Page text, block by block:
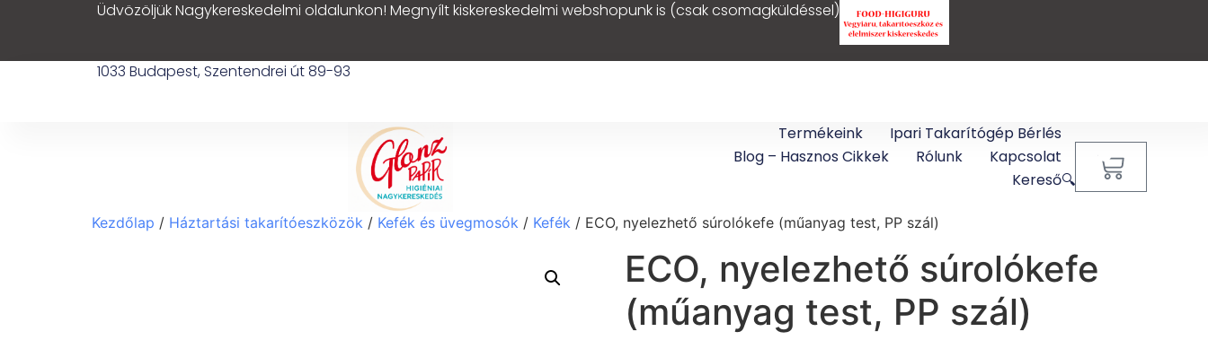
Üdvözöljük Nagykereskedelmi oldalunkon! Megnyílt kiskereskedelmi webshopunk is (csak csomagküldéssel)
1033 Budapest, Szentendrei út 89-93
Termékeink
Ipari Takarítógép Bérlés
Blog – Hasznos Cikkek
Rólunk
Kapcsolat
Kereső🔍
Kezdőlap / Háztartási takarítóeszközök / Kefék és üvegmosók / Kefék / ECO, nyelezhető súrolókefe (műanyag test, PP szál)
ECO, nyelezhető súrolókefe
(műanyag test, PP szál)